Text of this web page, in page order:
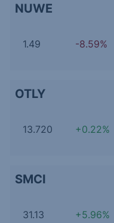
NUWE
1.49 -8.59%
OTLY
13.720 +0.22%
SMCI
31.13 +5.96%